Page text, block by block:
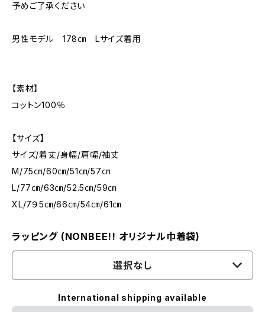
予めご了承ください
男性モデル 178㎝ Lサイズ着用
【素材】
コットン100％
【サイズ】
サイズ/着丈/身幅/肩幅/袖丈
M/75㎝/60㎝/51㎝/57㎝
L/77㎝/63㎝/52.5㎝/59㎝
XL/7９5㎝/66㎝/54㎝/61㎝
ラッピング (NONBEE!! オリジナル巾着袋)
選択なし
International shipping available